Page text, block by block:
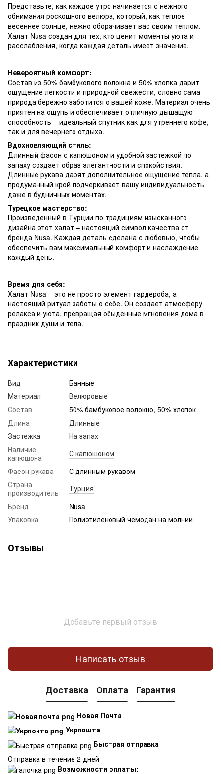
Представьте, как каждое утро начинается с нежного
обнимания роскошного велюра, который, как теплое
весеннее солнце, нежно оборачивает вас своим теплом.
Халат Nusa создан для тех, кто ценит моменты уюта и
расслабления, когда каждая деталь имеет значение.
Невероятный комфорт:
Состав из 50% бамбукового волокна и 50% хлопка дарит
ощущение легкости и природной свежести, словно сама
природа бережно заботится о вашей коже. Материал очень
приятен на ощупь и обеспечивает отличную дышащую
способность – идеальный спутник как для утреннего кофе,
так и для вечернего отдыха.
Вдохновляющий стиль:
Длинный фасон с капюшоном и удобной застежкой по
запаху создает образ элегантности и спокойствия.
Длинные рукава дарят дополнительное ощущение тепла, а
продуманный крой подчеркивает вашу индивидуальность
даже в будничных моментах.
Турецкое мастерство:
Произведенный в Турции по традициям изысканного
дизайна этот халат – настоящий символ качества от
бренда Nusa. Каждая деталь сделана с любовью, чтобы
обеспечить вам максимальный комфорт и наслаждение
каждый день.
Время для себя:
Халат Nusa – это не просто элемент гардероба, а
настоящий ритуал заботы о себе. Он создает атмосферу
релакса и уюта, превращая обыденные мгновения дома в
праздник души и тела.
Характеристики
Вид
Банные
Материал
Велюровые
Состав
50% бамбуковое волокно, 50% хлопок
Длина
Длинные
Застежка
На запах
Наличие
капюшона
С капюшоном
Фасон рукава
С длинным рукавом
Страна
производитель
Турция
Бренд
Nusa
Упаковка
Полиэтиленовый чемодан на молнии
Отзывы
Добавьте первый отзыв
Написать отзыв
Доставка Оплата Гарантия
Новая Почта
Укрпошта
Быстрая отправка
Отправка в течение 2 дней
Возможности оплаты: